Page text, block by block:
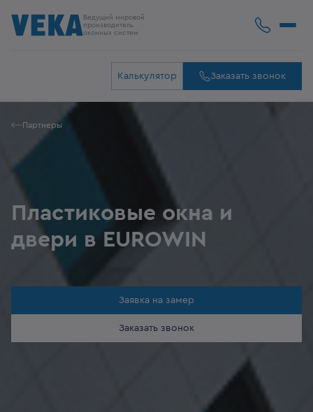
Ведущий мировой
производитель
оконных систем
Калькулятор Заказать звонок
Партнеры
Пластиковые окна и
двери в EUROWIN
Заявка на замер
Заказать звонок